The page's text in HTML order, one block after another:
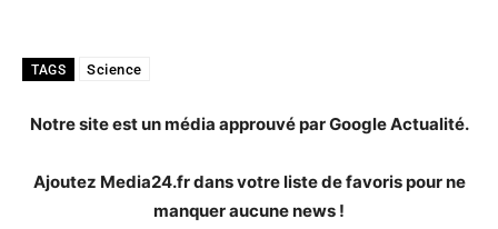
TAGS Science
Notre site est un média approuvé par Google Actualité.
Ajoutez Media24.fr dans votre liste de favoris pour ne
manquer aucune news !